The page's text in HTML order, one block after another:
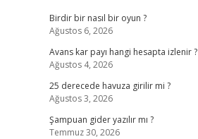
Birdir bir nasıl bir oyun ?
Ağustos 6, 2026
Avans kar payı hangi hesapta izlenir ?
Ağustos 4, 2026
25 derecede havuza girilir mi ?
Ağustos 3, 2026
Şampuan gider yazılır mı ?
Temmuz 30, 2026